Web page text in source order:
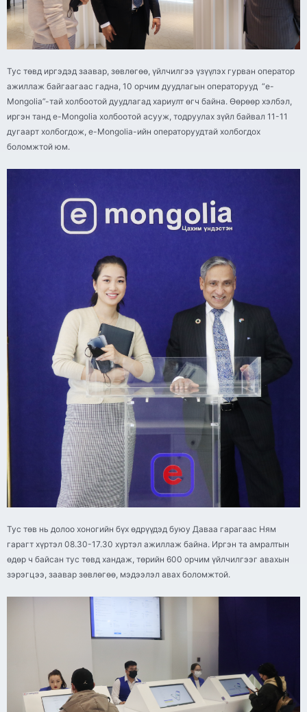
Тус төвд иргэдэд заавар, зөвлөгөө, үйлчилгээ үзүүлэх гурван оператор
ажиллаж байгаагаас гадна, 10 орчим дуудлагын операторууд “e-
Mongolia”-тай холбоотой дуудлагад хариулт өгч байна. Өөрөөр хэлбэл,
иргэн танд e-Mongolia холбоотой асууж, тодруулах зүйл байвал 11-11
дугаарт холбогдож, e-Mongolia-ийн операторуудтай холбогдох
боломжтой юм.
Тус төв нь долоо хоногийн бүх өдрүүдэд буюу Даваа гарагаас Ням
гарагт хүртэл 08.30-17.30 хүртэл ажиллаж байна. Иргэн та амралтын
өдөр ч байсан тус төвд хандаж, төрийн 600 орчим үйлчилгээг авахын
зэрэгцээ, заавар зөвлөгөө, мэдээлэл авах боломжтой.